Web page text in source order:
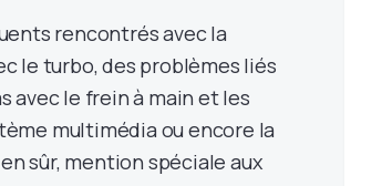
rencontrés avec la
le turbo, des problèmes liés
avec le frein à main et les
multimédia ou encore la
sûr, mention spéciale aux